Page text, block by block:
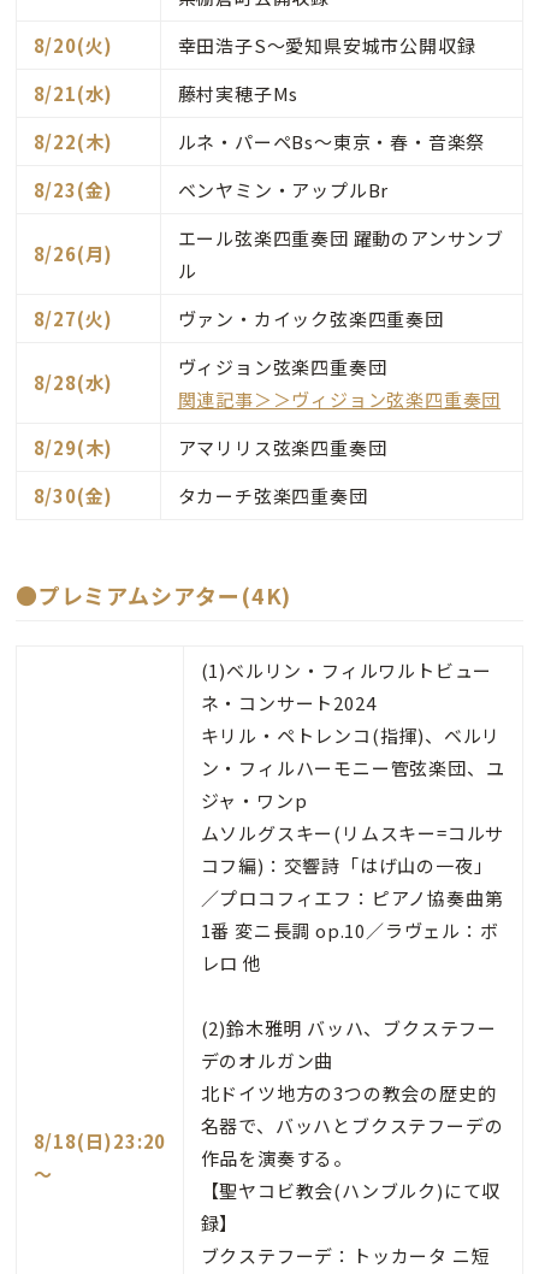
8/20(火)
幸田浩子S～愛知県安城市公開収録
8/21(水)
藤村実穂子Ms
8/22(木)
ルネ・パーペBs～東京・春・音楽祭
8/23(金)
ベンヤミン・アップルBr
8/26(月)
エール弦楽四重奏団 躍動のアンサンブ
ル
8/27(火)
ヴァン・カイック弦楽四重奏団
8/28(水)
ヴィジョン弦楽四重奏団
関連記事＞＞ヴィジョン弦楽四重奏団
8/29(木)
アマリリス弦楽四重奏団
8/30(金)
タカーチ弦楽四重奏団
●プレミアムシアター(4K)
8/18(日)23:20
～
(1)ベルリン・フィルワルトビュー
ネ・コンサート2024
キリル・ペトレンコ(指揮)、ベルリ
ン・フィルハーモニー管弦楽団、ユ
ジャ・ワンp
ムソルグスキー(リムスキー=コルサ
コフ編)：交響詩「はげ山の一夜」
／プロコフィエフ：ピアノ協奏曲第
1番 変ニ長調 op.10／ラヴェル：ボ
レロ 他
(2)鈴木雅明 バッハ、ブクステフー
デのオルガン曲
北ドイツ地方の3つの教会の歴史的
名器で、バッハとブクステフーデの
作品を演奏する。
【聖ヤコビ教会(ハンブルク)にて収
録】
ブクステフーデ：トッカータ ニ短